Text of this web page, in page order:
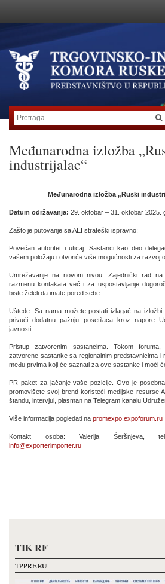
Međunarodna izložba
industrijalac“
Međunarodna izložba „Ruski
Datum održavanja: 29. oktobar – 31. oktobar 2025.
Zašto je putovanje sa AEI strateški ispravno:
Povećan autoritet i uticaj. Sastanci kao deo
vašem položaju i otvoriće više mogućnosti za razvoj
Umrežavanje na novom nivou. Zajednički rad
razmenu kontakata već i za uspostavljanje
biste želeli da imate pored sebe.
Uštede. Sa nama možete postati izlagač na
privući dodatnu pažnju posetilaca kroz napore
javnosti.
Pristup zatvorenim sastancima. Tokom
zatvorene sastanke sa regionalnim predstavnicima i
među prvima koji će saznati za ove sastanke i moći
PR paket za jačanje vaše pozicije. Ovo je
promovišete svoj brend koristeći medijske resurse
štandu, intervjui, plasman na Telegram kanalu
Više informacija pogledati na promexpo.expoforum.ru
Kontakt osoba: Valerija Šeršnjeva,
info@exporterimporter.ru
TIK RF
TPPRF.RU